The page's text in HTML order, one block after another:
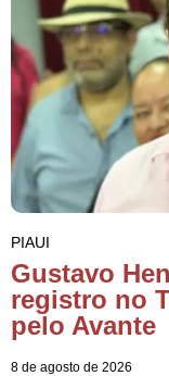
PIAUI
Gustavo
registro no
pelo Avante
8 de agosto de 2026